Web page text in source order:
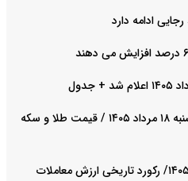
ادامه دارد
آخرین قیمت طلا و سکه امروز یکشنبه ۱۸ مرداد ۱۴۰۵ / قیمت طلا و سکه
پایان بورس امروز یکشنبه ۱۸ مرداد ۱۴۰۵/ رکورد تاریخی ارزش معاملات